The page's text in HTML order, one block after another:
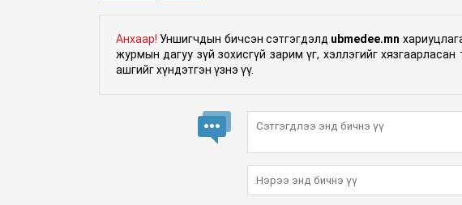
Анхаар! Уншигчдын бичсэн сэтгэгдэлд ubmedee.mn
журмын дагуу зүй зохисгүй зарим үг, хэллэгийг
ашгийг хүндэтгэн үзнэ үү.